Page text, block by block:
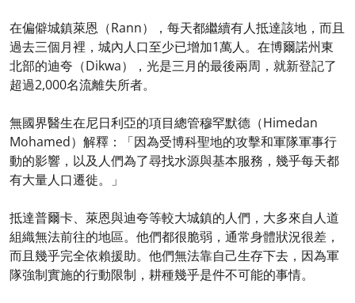
在偏僻城鎮萊恩（Rann），每天都繼續有人抵達該地，而且
過去三個月裡，城內人口至少已增加1萬人。在博爾諾州東
北部的迪夸（Dikwa），光是三月的最後兩周，就新登記了
超過2,000名流離失所者。
無國界醫生在尼日利亞的項目總管穆罕默德（Himedan
Mohamed）解釋：「因為受博科聖地的攻擊和軍隊軍事行
動的影響，以及人們為了尋找水源與基本服務，幾乎每天都
有大量人口遷徙。」
抵達普爾卡、萊恩與迪夸等較大城鎮的人們，大多來自人道
組織無法前往的地區。他們都很脆弱，通常身體狀況很差，
而且幾乎完全依賴援助。他們無法靠自己生存下去，因為軍
隊強制實施的行動限制，耕種幾乎是件不可能的事情。